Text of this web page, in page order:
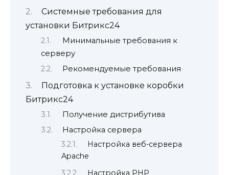
Системные требования для
установки Битрикс24
Минимальные требования к
серверу
Рекомендуемые требования
Подготовка к установке коробки
Битрикс24
Получение дистрибутива
Настройка сервера
Настройка веб-сервера
Apache
Настройка PHP